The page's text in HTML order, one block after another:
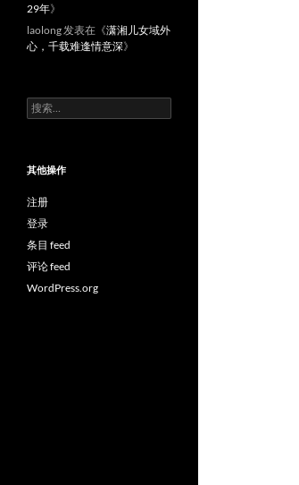
29年》
laolong发表在《潇湘儿女域外
心，千载难逢情意深》
搜
索：
其他操作
注册
登录
条目 feed
评论 feed
WordPress.org